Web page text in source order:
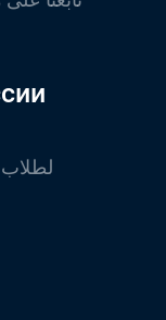
لطلاب